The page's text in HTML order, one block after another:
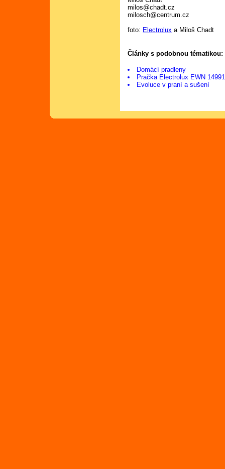
milos@chadt.cz
milosch@centrum.cz
foto: Electrolux a Miloš Chadt
Články s podobnou tématikou:
Domácí pradleny
Pračka Electrolux EWN 14991
Evoluce v praní a sušení